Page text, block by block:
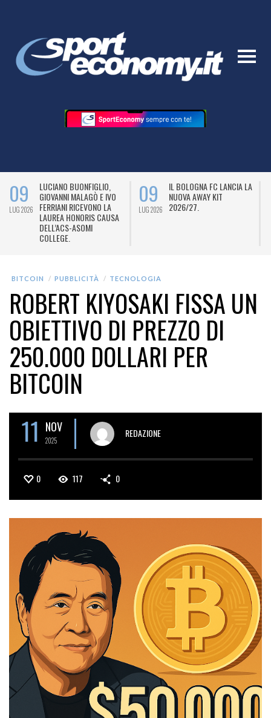
09
LUG 2026
LUCIANO BUONFIGLIO,
GIOVANNI MALAGÒ E IVO
FERRIANI RICEVONO LA
LAUREA HONORIS CAUSA
DELL’ACS-ASOMI
COLLEGE.
09
LUG 2026
IL BOLOGNA FC LANCIA LA
NUOVA AWAY KIT
2026/27.
BITCOIN PUBBLICITÀ TECNOLOGIA
ROBERT KIYOSAKI FISSA UN
OBIETTIVO DI PREZZO DI
250.000 DOLLARI PER
BITCOIN
11 NOV
2025
REDAZIONE
0 117 0